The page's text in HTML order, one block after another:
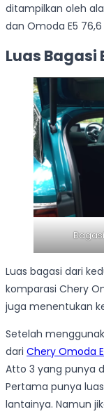
ditampilkan oleh
dan Omoda E5 76,6
Luas Bagasi
Luas bagasi dari
komparasi Chery
juga menentukan
Setelah
dari Chery Omoda
Atto 3 yang punya
Pertama punya
lantainya. Namun